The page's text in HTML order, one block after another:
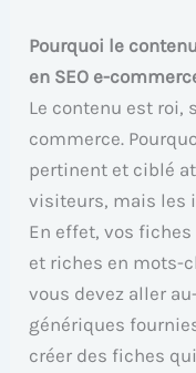
Pourquoi le
en SEO e-
Le contenu est roi,
commerce.
pertinent et ciblé
visiteurs, mais les
En effet, vos
et riches en mots-
vous devez aller
génériques
créer des fiches